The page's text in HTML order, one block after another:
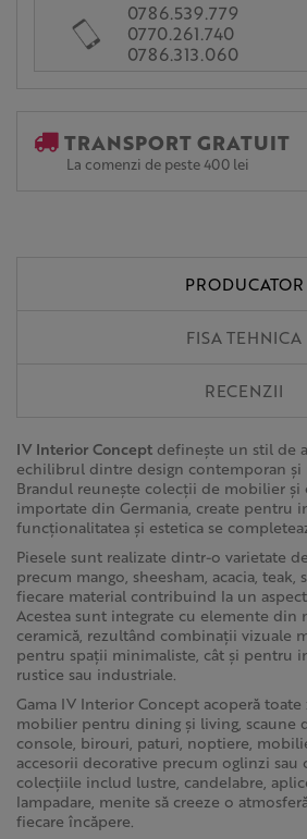
0786.539.779
0770.261.740
0786.313.060
TRANSPORT GRATUIT
La comenzi de peste 400 lei
PRODUCATOR
FISA TEHNICA
RECENZII
IV Interior Concept definește un stil de
echilibrul dintre design contemporan și
Brandul reunește colecții de mobilier
importate din Germania, create pentru
funcționalitatea și estetica se
Piesele sunt realizate dintr-o varietate
precum mango, sheesham, acacia, teak,
fiecare material contribuind la un
Acestea sunt integrate cu elemente din
ceramică, rezultând combinații vizuale
pentru spații minimaliste, cât și pentru
rustice sau industriale.
Gama IV Interior Concept acoperă
mobilier pentru dining și living, scaune
console, birouri, paturi, noptiere,
accesorii decorative precum oglinzi sau
colecțiile includ lustre, candelabre,
lampadare, menite să creeze o
fiecare încăpere.